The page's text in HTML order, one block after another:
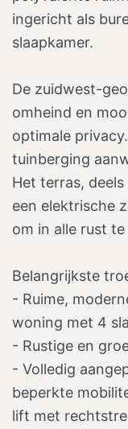
ingericht als
slaapkamer.
De zuidwest-
omheind en
optimale
tuinberging
Het terras,
een elektrische
om in alle rust
Belangrijkste
- Ruime,
woning met 4
- Rustige en
- Volledig
beperkte
lift met